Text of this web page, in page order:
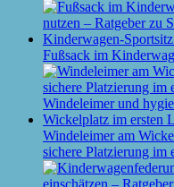
Fußsack im
Windeleimer am
sichere Platzierung im